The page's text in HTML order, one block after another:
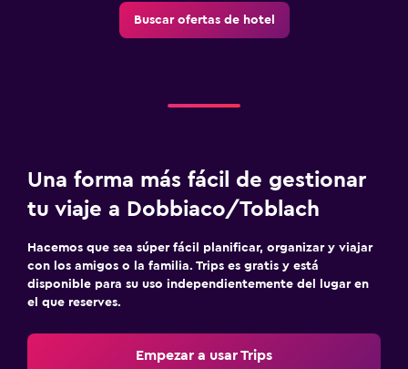
Bar/lounge
La comida se puede entregar en el alojamiento
Sistema de entretenimiento
TV de pantalla plana
TV por cable o vía satélite
Buscar ofertas de hotel
Una forma más fácil de gestionar
tu viaje a Dobbiaco/Toblach
Hacemos que sea súper fácil planificar, organizar y viajar
con los amigos o la familia. Trips es gratis y está
disponible para su uso independientemente del lugar en
el que reserves.
Empezar a usar Trips